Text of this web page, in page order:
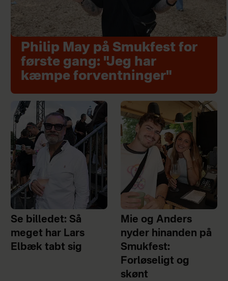
Philip May på Smukfest for
første gang: "Jeg har
kæmpe forventninger"
Se billedet: Så
meget har Lars
Elbæk tabt sig
Mie og Anders
nyder hinanden på
Smukfest:
Forløseligt og
skønt